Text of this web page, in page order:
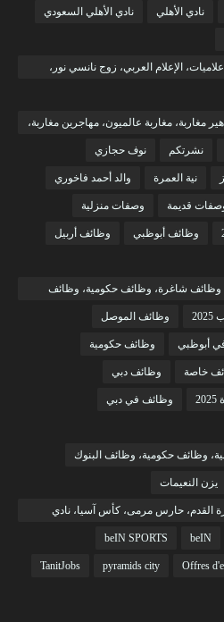
نادي الأهلي نادي الأهلي السعودي
الإعلام العربي، زوج نانسي نور،
مغاربة، مغاربة عالميون، مهاجرين مغاربة،
نشرتكم نوف حجازي
نية العمرة والد أحمد فاخوري
قديمة وصفات منزلية
وظائف أبوظبي وظائف أربيل
وظائف شاغرة، وظائف حكومية، وظائف
وظائف الموصل
أبوظبي وظائف حكومية
خاصة وظائف دبي
وظائف في دبي
وظائف حكومية، وظائف البنوك
يزن النعيمات
القدم، حارس مرمى، كأس آسيا، نادي
beIN
beIN SPORTS
Offres
pyramids city
TanitJobs